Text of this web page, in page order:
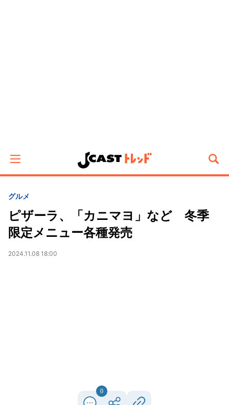
グルメ
ピザーラ、「カニマヨ」など 冬季
限定メニュー各種発売
2024.11.08 18:00
0